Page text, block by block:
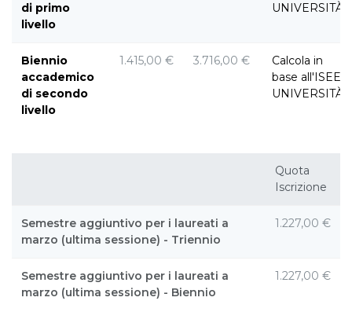
di primo
livello
UNIVERSITÀ
Biennio
accademico
di secondo
livello
1.415,00 € 3.716,00 €
Calcola in
base all'ISEE
UNIVERSITÀ
Quota
Iscrizione
Semestre aggiuntivo per i laureati a
marzo (ultima sessione) - Triennio
1.227,00 €
Semestre aggiuntivo per i laureati a
marzo (ultima sessione) - Biennio
1.227,00 €